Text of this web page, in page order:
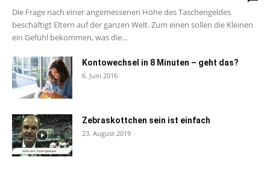
Die Frage nach einer angemessenen Höhe des Taschengeldes
beschäftigt Eltern auf der ganzen Welt. Zum einen sollen die Kleinen
ein Gefühl bekommen, was die...
Kontowechsel in 8 Minuten – geht das?
6. Juni 2016
Zebraskottchen sein ist einfach
23. August 2019